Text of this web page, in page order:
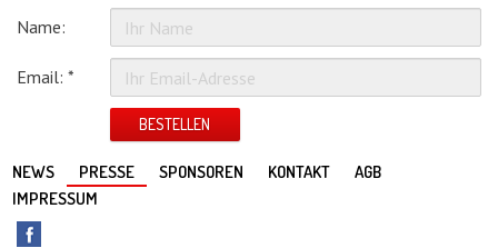
Name:
Email: *
BESTELLEN
NEWS PRESSE SPONSOREN KONTAKT
AGB
IMPRESSUM